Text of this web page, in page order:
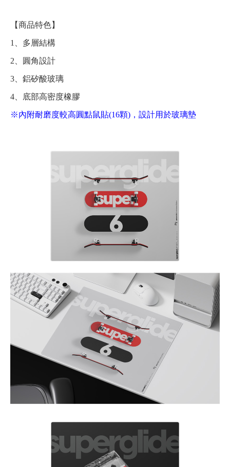
【商品特色】
1、多層結構
2、圓角設計
3、鋁矽酸玻璃
4、底部高密度橡膠
※內附耐磨度較高圓點鼠貼(16顆)，設計用於玻璃墊